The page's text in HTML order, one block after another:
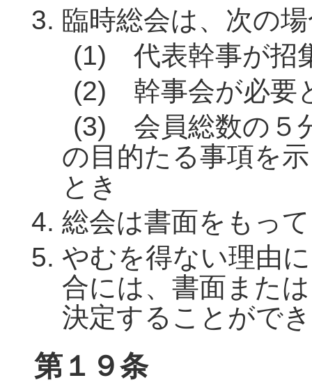
臨時総会は、次の
(1) 代表幹事が招
(2) 幹事会が必要
(3) 会員総数の５
の目的たる事項を
とき
総会は書面をもっ
やむを得ない理由
合には、書面また
決定することがで
第１９条